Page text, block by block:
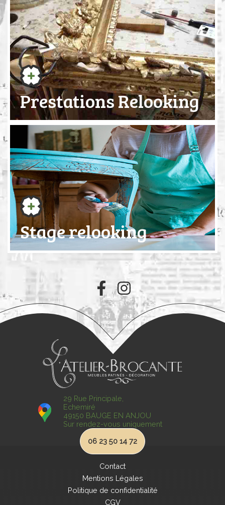
Prestations Relooking
Stage relooking
29 Rue Principale,
Echemiré
49150 BAUGE EN ANJOU
Sur rendez-vous uniquement
06 23 50 14 72
Contact
Mentions Légales
Politique de confidentialité
CGV